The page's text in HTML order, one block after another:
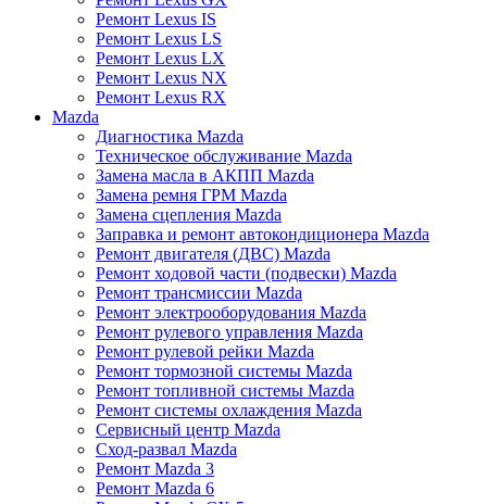
Ремонт Lexus IS
Ремонт Lexus LS
Ремонт Lexus LX
Ремонт Lexus NX
Ремонт Lexus RX
Mazda
Диагностика Mazda
Техническое обслуживание Mazda
Замена масла в АКПП Mazda
Замена ремня ГРМ Mazda
Замена сцепления Mazda
Заправка и ремонт автокондиционера Mazda
Ремонт двигателя (ДВС) Mazda
Ремонт ходовой части (подвески) Mazda
Ремонт трансмиссии Mazda
Ремонт электрооборудования Mazda
Ремонт рулевого управления Mazda
Ремонт рулевой рейки Mazda
Ремонт тормозной системы Mazda
Ремонт топливной системы Mazda
Ремонт системы охлаждения Mazda
Сервисный центр Mazda
Сход-развал Mazda
Ремонт Mazda 3
Ремонт Mazda 6